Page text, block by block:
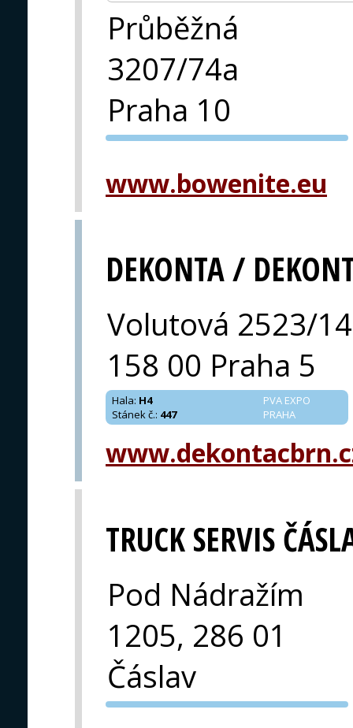
Průběžná
3207/74a
Praha 10
PVA EXPO
www.bowenite.eu
DEKONTA /
Volutová 2523/14
158 00 Praha 5
PVA EXPO
PRAHA
Hala: H4
Stánek č.: 447
TRUCK SERVIS
Pod Nádražím
1205, 286 01
Čáslav
PVA EXPO